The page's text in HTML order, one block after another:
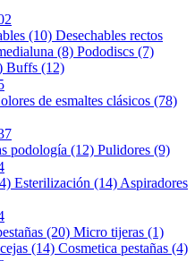
(10) Desechables rectos
(8) Pododiscs (7)
Buffs (12)
de esmaltes clásicos (78)
podología (12) Pulidores (9)
Esterilización (14) Aspiradores
(20) Micro tijeras (1)
(14) Cosmetica pestañas (4)